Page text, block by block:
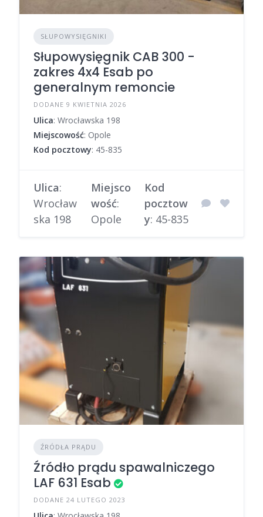
SŁUPOWYSIĘGNIKI
Słupowysięgnik CAB 300 -
zakres 4x4 Esab po
generalnym remoncie
DODANE 9 KWIETNIA 2026
Ulica: Wrocławska 198
Miejscowość: Opole
Kod pocztowy: 45-835
Ulica:
Wrocław
ska 198
Miejsco
wość:
Opole
Kod
pocztow
y: 45-835
ŹRÓDŁA PRĄDU
Źródło prądu spawalniczego
LAF 631 Esab
DODANE 24 LUTEGO 2023